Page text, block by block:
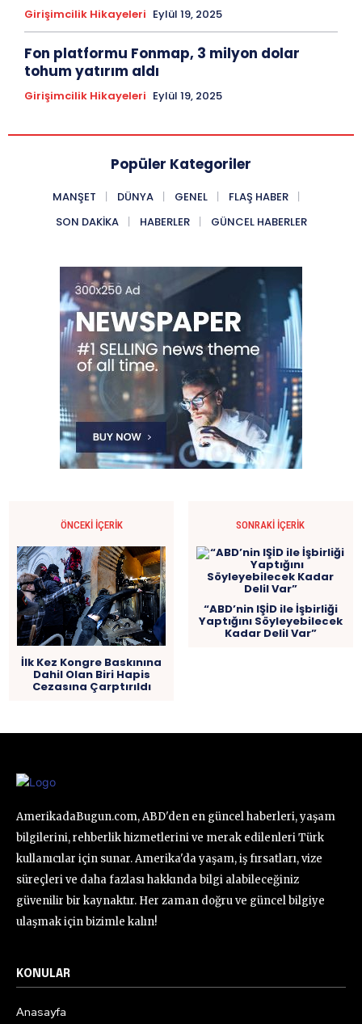
Girişimcilik Hikayeleri Eylül 19, 2025
Fon platformu Fonmap, 3 milyon dolar
tohum yatırım aldı
Girişimcilik Hikayeleri Eylül 19, 2025
Popüler Kategoriler
MANŞET DÜNYA GENEL
FLAŞ HABER
SON DAKIKA
HABERLER GÜNCEL HABERLER
ÖNCEKI İÇERIK
İlk Kez Kongre Baskınına
Dahil Olan Biri Hapis
Cezasına Çarptırıldı
SONRAKI İÇERIK
“ABD’nin IŞİD ile İşbirliği
Yaptığını Söyleyebilecek
Kadar Delil Var”
AmerikadaBugun.com, ABD'den en güncel haberleri, yaşam
bilgilerini, rehberlik hizmetlerini ve merak edilenleri Türk
kullanıcılar için sunar. Amerika'da yaşam, iş fırsatları, vize
süreçleri ve daha fazlası hakkında bilgi alabileceğiniz
güvenilir bir kaynaktır. Her zaman doğru ve güncel bilgiye
ulaşmak için bizimle kalın!
KONULAR
Anasayfa